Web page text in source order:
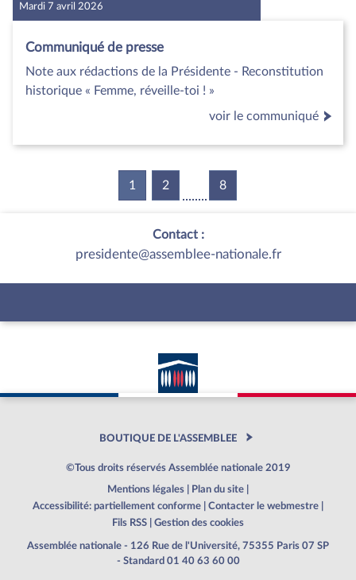
Mardi 7 avril 2026
Communiqué de presse
Note aux rédactions de la Présidente - Reconstitution
historique « Femme, réveille-toi ! »
voir le communiqué
1 (current)
2 8
Contact :
presidente@assemblee-nationale.fr
BOUTIQUE DE L'ASSEMBLEE
©Tous droits réservés Assemblée nationale 2019
Mentions légales Plan du site
Accessibilité: partiellement conforme
Contacter le webmestre
Fils RSS
Gestion des cookies
Assemblée nationale - 126 Rue de l'Université, 75355 Paris 07 SP
- Standard 01 40 63 60 00